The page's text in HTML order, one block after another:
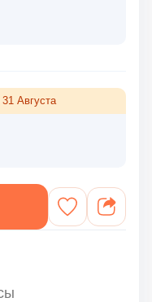
Августа